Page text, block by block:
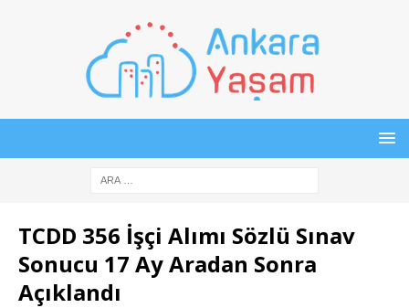
TCDD 356 İşçi Alımı Sözlü Sınav
Sonucu 17 Ay Aradan Sonra
Açıklandı